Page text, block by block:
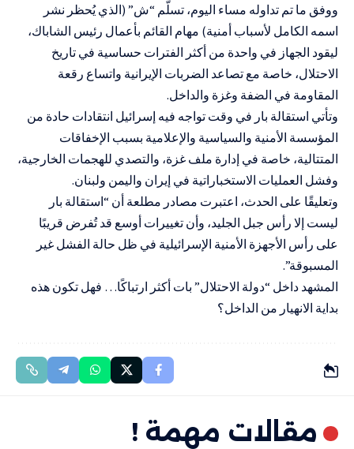
ووفق ما تم تداوله مساء اليوم، تسلّم “ش” (الذي يُحظر نشر
اسمه الكامل لأسباب أمنية) مهام القائم بأعمال رئيس الشاباك،
ليقود الجهاز في واحدة من أكثر الفترات حساسية في تاريخ
الاحتلال، خاصة مع تصاعد الضربات الإيرانية واتساع رقعة
المقاومة في الضفة وغزة والداخل.
وتأتي استقالة بار في وقت تواجه فيه إسرائيل انتقادات حادة من
المؤسسة الأمنية والسياسية والإعلامية بسبب الإخفاقات
المتتالية، خاصة في إدارة ملف غزة، والتصدي للهجمات الخارجية،
وفشل العمليات الاستخباراتية في إيران واليمن ولبنان.
وتعليقًا على الحدث، اعتبرت مصادر مطلعة أن “استقالة بار
ليست إلا رأس جبل الجليد، وأن تغييرات أوسع قد تُفرض قريبًا
على رأس الأجهزة الأمنية الإسرائيلية في ظل حالة الفشل غير
المسبوقة”.
المشهد داخل “دولة الاحتلال” بات أكثر ارتباكًا… فهل تكون هذه
بداية الانهيار من الداخل؟
مقالات مهمة !